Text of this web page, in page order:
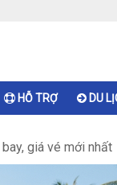
HỖ TRỢ DU
giá vé mới nhất